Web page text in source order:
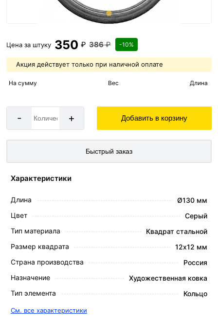
Цена за штуку 350 ₽ 386₽ -10%
Акция действует только при наличной оплате
На сумму Вес Длина
- + Добавить в корзину
Быстрый заказ
Характеристики
Длина
Ø130 мм
Цвет
Серый
Тип материала
Квадрат стальной
Размер квадрата
12х12 мм
Страна производства
Россия
Назначение
Художественная ковка
Тип элемента
Кольцо
См. все характеристики